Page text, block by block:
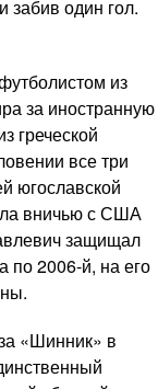
забив один гол.
из
за иностранную
греческой
все три
югославской
вничью с США
защищал
по 2006-й, на его
«Шинник» в